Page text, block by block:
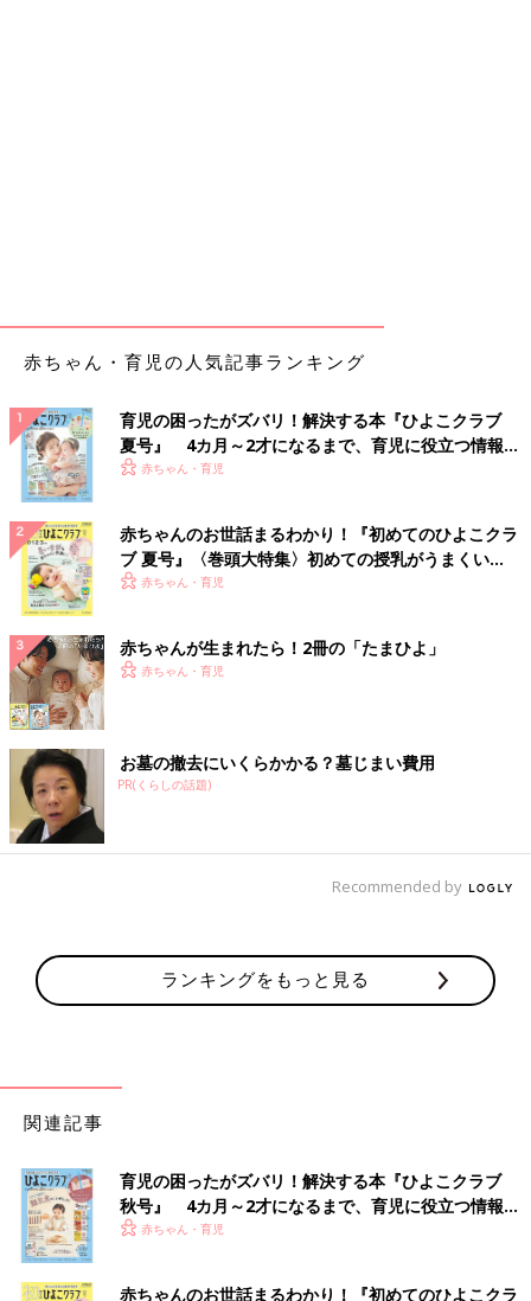
赤ちゃん・育児の人気記事ランキング
育児の困ったがズバリ！解決する本『ひよこクラブ
夏号』 4カ月～2才になるまで、育児に役立つ情報が
いっぱい！
赤ちゃん・育児
赤ちゃんのお世話まるわかり！『初めてのひよこクラ
ブ 夏号』〈巻頭大特集〉初めての授乳がうまくい
く！ おっぱい・ミルクの基本と夏のトラブル 解決テ
赤ちゃん・育児
赤ちゃんが生まれたら！2冊の「たまひよ」
赤ちゃん・育児
お墓の撤去にいくらかかる？墓じまい費用
PR(くらしの話題)
Recommended by
ランキングをもっと見る
関連記事
育児の困ったがズバリ！解決する本『ひよこクラブ
秋号』 4カ月～2才になるまで、育児に役立つ情報が
いっぱい！
赤ちゃん・育児
赤ちゃんのお世話まるわかり！『初めてのひよこクラ